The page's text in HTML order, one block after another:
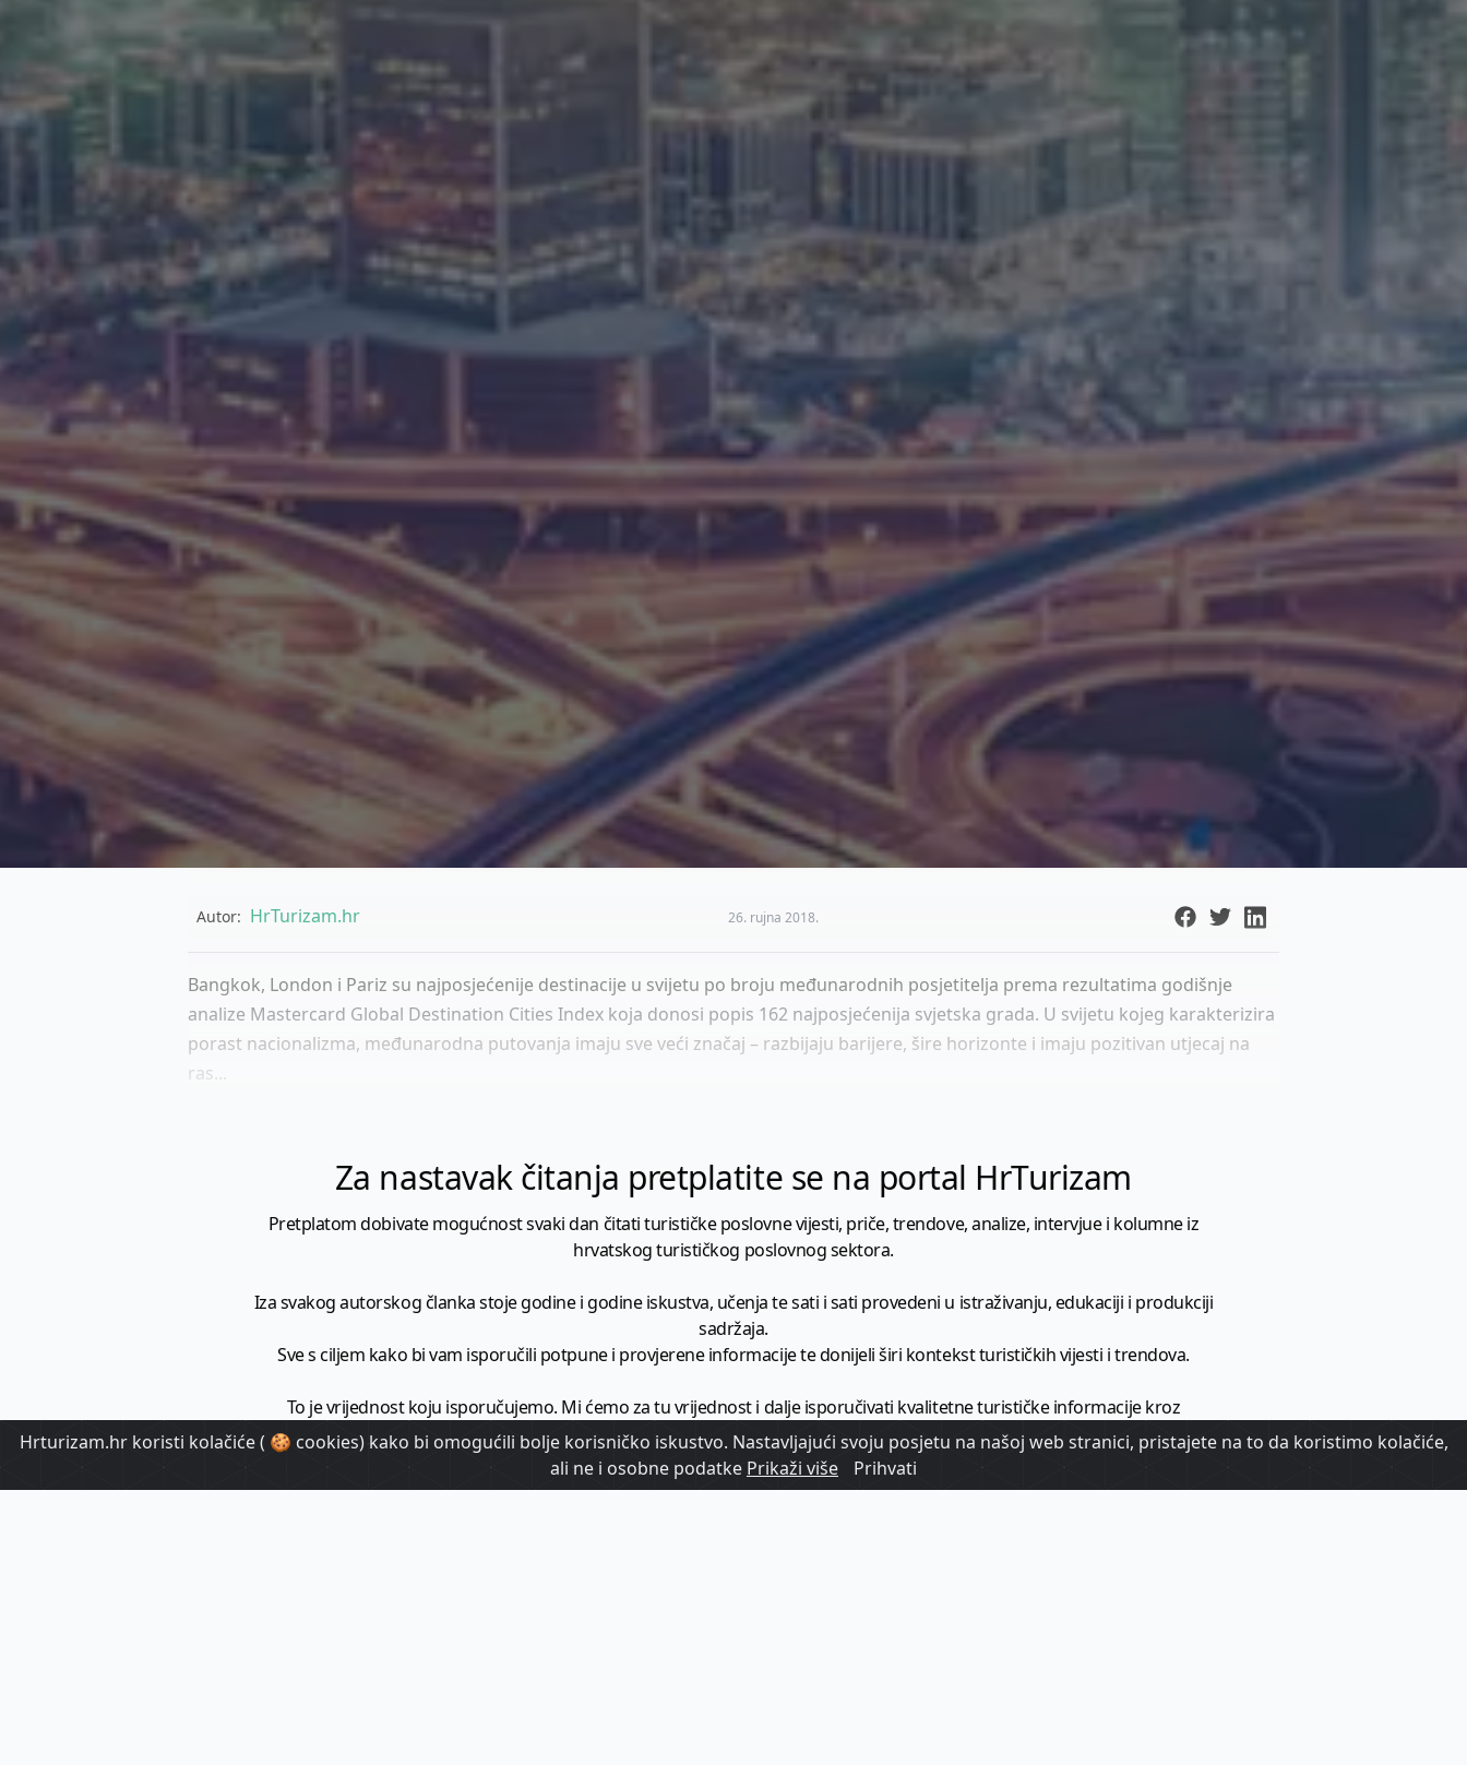
Autor: HrTurizam.hr 26. rujna 2018.
Bangkok, London i Pariz su najposjećenije destinacije u svijetu po broju međunarodnih posjetitelja prema rezultatima godišnje
analize Mastercard Global Destination Cities Index koja donosi popis 162 najposjećenija svjetska grada. U svijetu kojeg karakterizira
porast nacionalizma, međunarodna putovanja imaju sve veći značaj – razbijaju barijere, šire horizonte i imaju pozitivan utjecaj na
ras...
Za nastavak čitanja pretplatite se na portal HrTurizam
Pretplatom dobivate mogućnost svaki dan čitati turističke poslovne vijesti, priče, trendove, analize, intervjue i kolumne iz
hrvatskog turističkog poslovnog sektora.
Iza svakog autorskog članka stoje godine i godine iskustva, učenja te sati i sati provedeni u istraživanju, edukaciji i produkciji
sadržaja.
Sve s ciljem kako bi vam isporučili potpune i provjerene informacije te donijeli širi kontekst turističkih vijesti i trendova.
To je vrijednost koju isporučujemo. Mi ćemo za tu vrijednost i dalje isporučivati kvalitetne turističke informacije kroz
minimalno1728 članaka godišnje
HrTurizam - vaš izvor informacija iz poslovnog svijeta hrvatskog turizma.
Hrturizam.hr koristi kolačiće ( 🍪 cookies) kako bi omogućili bolje korisničko iskustvo. Nastavljajući svoju posjetu na našoj web stranici, pristajete na to da koristimo kolačiće,
ali ne i osobne podatke Prikaži više Prihvati